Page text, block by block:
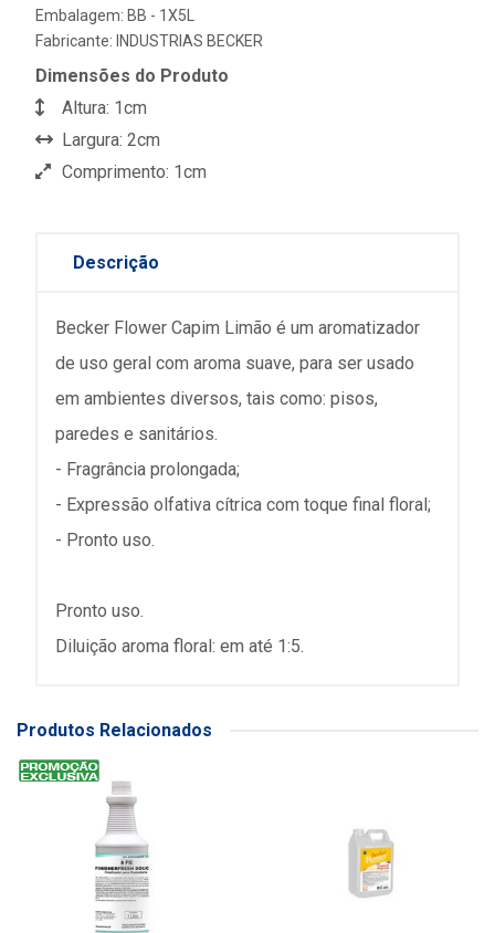
Embalagem: BB - 1X5L
Fabricante: INDUSTRIAS BECKER
Dimensões do Produto
Altura: 1cm
Largura: 2cm
Comprimento: 1cm
Descrição
Becker Flower Capim Limão é um aromatizador
de uso geral com aroma suave, para ser usado
em ambientes diversos, tais como: pisos,
paredes e sanitários.
- Fragrância prolongada;
- Expressão olfativa cítrica com toque final floral;
- Pronto uso.
Pronto uso.
Diluição aroma floral: em até 1:5.
Produtos Relacionados